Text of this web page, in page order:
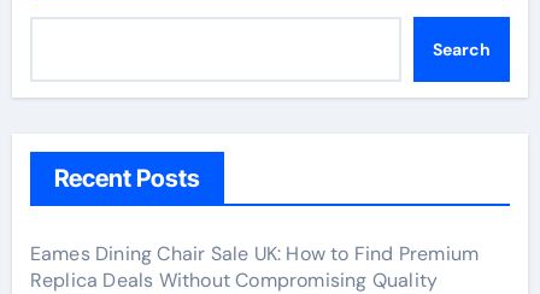
Search
Recent Posts
Eames Dining Chair Sale UK: How to Find Premium
Replica Deals Without Compromising Quality